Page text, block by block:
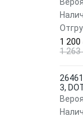
1 200
1
3,